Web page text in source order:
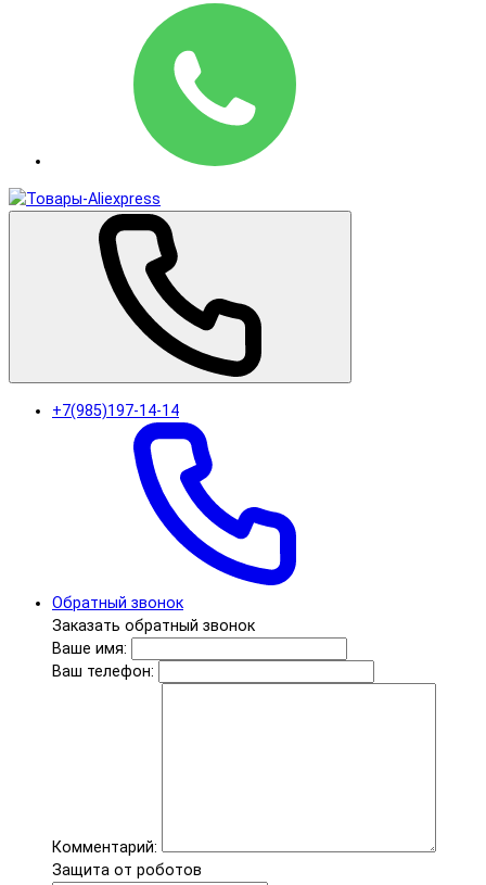
+7(985)197-14-14
Обратный звонок
Заказать обратный звонок
Ваше имя:
Ваш телефон:
Комментарий:
Защита от роботов